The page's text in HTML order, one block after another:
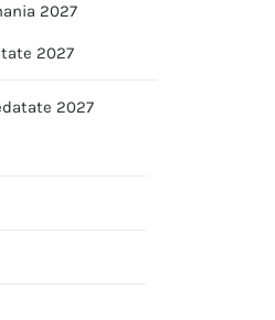
2027
2027
2027